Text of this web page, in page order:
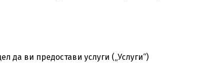
ви предостави услуги („Услуги“)